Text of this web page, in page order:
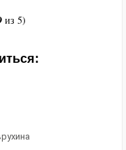
из 5)